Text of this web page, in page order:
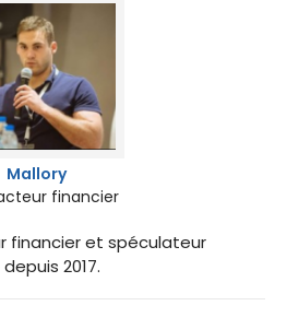
Mallory
financier
financier et spéculateur
2017.